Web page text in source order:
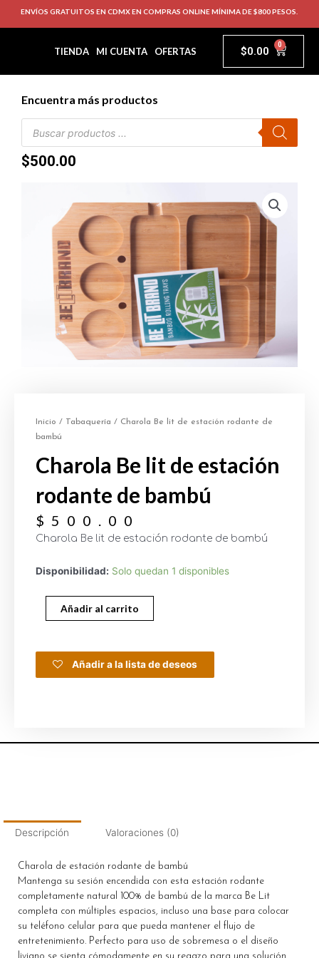
ENVÍOS GRATUITOS EN CDMX EN COMPRAS ONLINE MÍNIMA DE $800 PESOS.
TIENDA MI CUENTA OFERTAS $0.00 0
Encuentra más productos
$500.00
Inicio / Tabaquería / Charola Be lit de estación rodante de
bambú
Charola Be lit de estación
rodante de bambú
$ 500.00
Charola Be lit de estación rodante de bambú
Disponibilidad: Solo quedan 1 disponibles
Añadir al carrito
Añadir a la lista de deseos
Descripción Valoraciones (0)
Charola de estación rodante de bambú
Mantenga su sesión encendida con esta estación rodante
completamente natural 100% de bambú de la marca Be Lit
completa con múltiples espacios, incluso una base para colocar
su teléfono celular para que pueda mantener el flujo de
entretenimiento. Perfecto para uso de sobremesa o el diseño